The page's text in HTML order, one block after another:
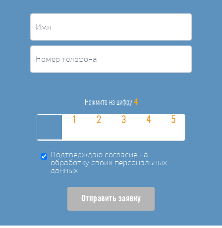
Нажмите на цифру 4
Подтверждаю согласие на
обработку своих персональных
данных
Отправить заявку